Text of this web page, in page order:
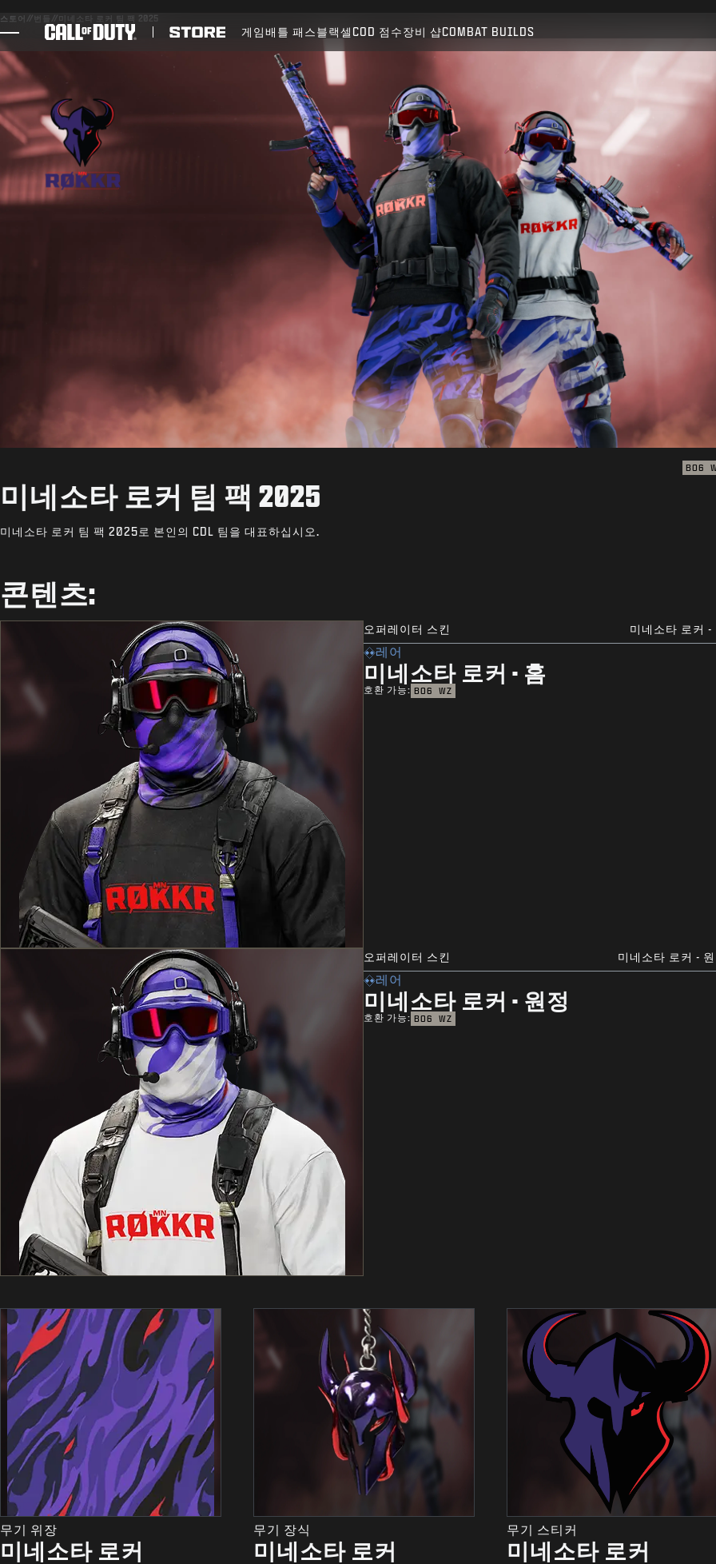
SKIP TO MAIN CONTENT
게임
뉴스
STORE
E스포츠
게임배틀 패스 블랙셀 COD 점수 장비 샵COMBAT BUILDS제출
스토어 // 번들 //미네소타 로커 팀 팩 2025
취소
Activision은 이 게임 내 콘텐츠를 언제든 업데이트, 교체,
제거할 수 있습니다.
BO6
미네소타 로커 팀 팩 2025
미네소타 로커 팀 팩 2025로 본인의 CDL 팀을 대표하십시오.
콘텐츠:
오퍼레이터 스킨 미네소타 로커 -
레어
미네소타 로커 - 홈
호환 가능: BO6 WZ
오퍼레이터 스킨 미네소타 로커 -
레어
미네소타 로커 - 원정
호환 가능: BO6 WZ
무기 위장
미네소타 로커
무기 장식
미네소타 로커
무기 스티커
미네소타 로커